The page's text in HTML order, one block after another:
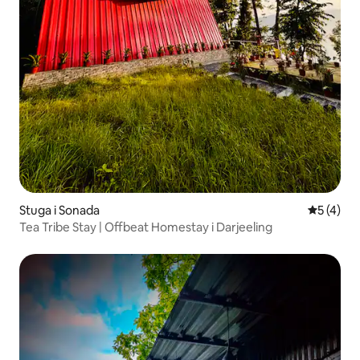
Stuga i Sonada 5 av 5 i
5 (4)
Tea Tribe Stay | Offbeat Homestay i Darjeeling